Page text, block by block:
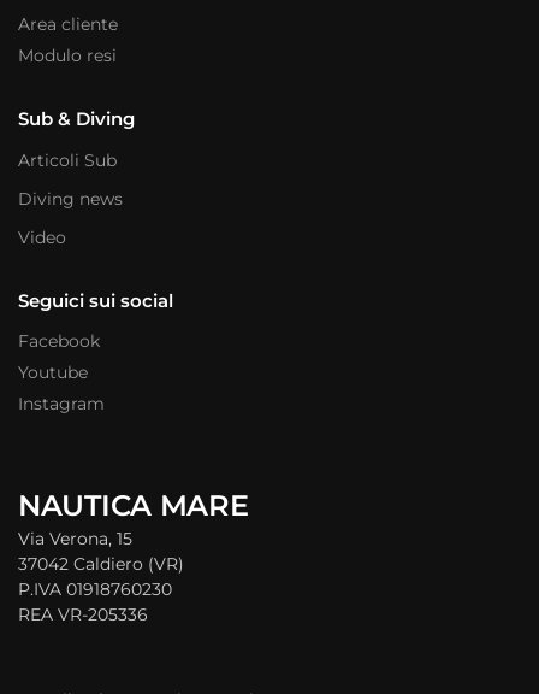
Area cliente
Modulo resi
Sub & Diving
Articoli Sub
Diving news
Video
Seguici sui social
Facebook
Youtube
Instagram
NAUTICA MARE
Via Verona, 15
37042 Caldiero (VR)
P.IVA 01918760230
REA VR-205336